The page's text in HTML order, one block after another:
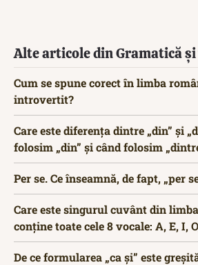
Alte articole din Gramatică
Cum se spune corect în limba
introvertit?
Care este diferența dintre „din” și
folosim „din” și când folosim
Per se. Ce înseamnă, de fapt, „per
Care este singurul cuvânt din
conține toate cele 8 vocale: A, E, I,
De ce formularea „ca și” este